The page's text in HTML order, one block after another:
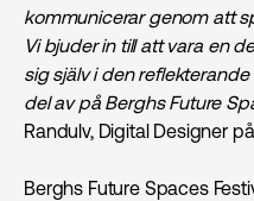
kommunicerar genom att
Vi bjuder in till att vara en
sig själv i den
del av på Berghs Future
Randulv, Digital Designer
Berghs Future Spaces